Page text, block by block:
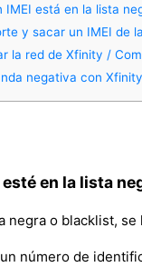
IMEI está en la lista
y sacar un IMEI de
la red de Xfinity /
negativa con
en la lista
negra o blacklist,
número de